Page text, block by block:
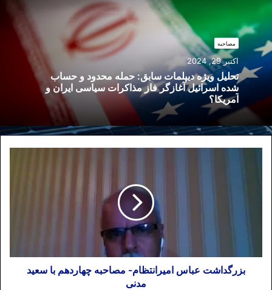
مصاحبه
اکتبر 29, 2024
تحلیل ویژه دیپلمات سابق: حمله محدود و حساب
شده اسرائیل آغازگر فاز مذاکرات سیاسی ایران و
آمریکا؟
بزرگداشت عباس امیرانتظام- مصاحبه چهاردهم با سعید
مدنی